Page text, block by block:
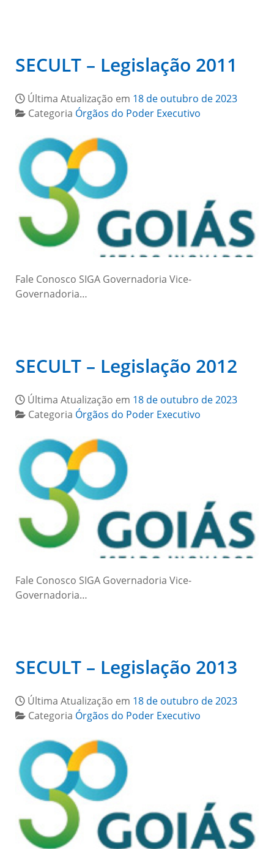
SECULT – Legislação 2011
Última Atualização em 18 de outubro de 2023
Categoria Órgãos do Poder Executivo
Fale Conosco SIGA Governadoria Vice-
Governadoria…
SECULT – Legislação 2012
Última Atualização em 18 de outubro de 2023
Categoria Órgãos do Poder Executivo
Fale Conosco SIGA Governadoria Vice-
Governadoria…
SECULT – Legislação 2013
Última Atualização em 18 de outubro de 2023
Categoria Órgãos do Poder Executivo